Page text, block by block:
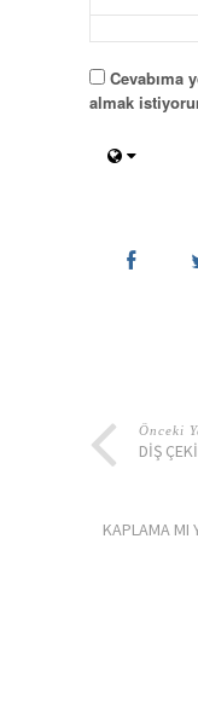
Cevabıma
almak
Önceki
DIŞ
KAPLAMA MI